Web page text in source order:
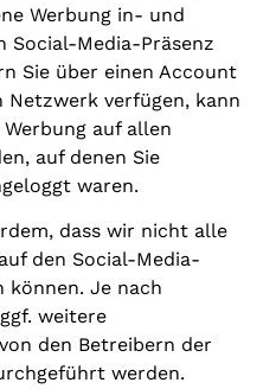
Werbung in- und
Social-Media-Präsenz
Sie über einen Account
Netzwerk verfügen, kann
auf allen
auf denen Sie
waren.
dass wir nicht alle
den Social-Media-
können. Je nach
weitere
den Betreibern der
werden.